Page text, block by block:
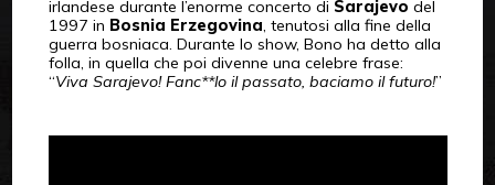
irlandese durante l’enorme concerto di Sarajevo del
1997 in Bosnia Erzegovina, tenutosi alla fine della
guerra bosniaca. Durante lo show, Bono ha detto alla
folla, in quella che poi divenne una celebre frase:
“Viva Sarajevo! Fanc**lo il passato, baciamo il futuro!”